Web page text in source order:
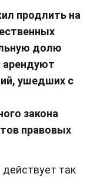
продлить на
долю
арендуют
ушедших с
закона
правовых
так